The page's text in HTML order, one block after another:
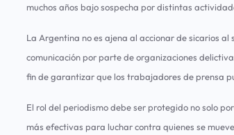
muchos años bajo sospecha por distintas
La Argentina no es ajena al accionar de sicarios
comunicación por parte de organizaciones
fin de garantizar que los trabajadores de prensa
El rol del periodismo debe ser protegido no solo
más efectivas para luchar contra quienes se